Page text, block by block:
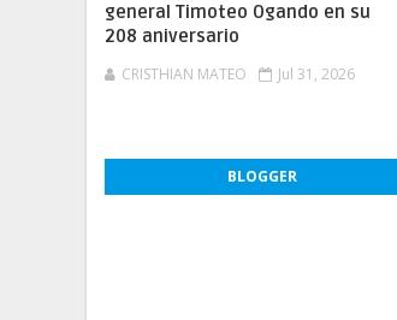
general Timoteo Ogando en su
208 aniversario
CRISTHIAN MATEO Jul 31, 2026
BLOGGER